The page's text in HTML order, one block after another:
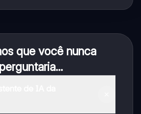
que você nunca
perguntaria...